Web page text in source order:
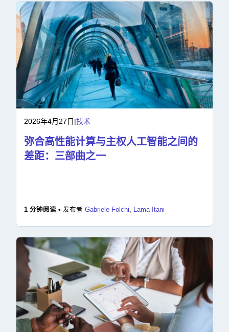
2026年4月27日 |技术
弥合高性能计算与主权人工智能之间的
差距：三部曲之一
1 分钟阅读 • 发布者 Gabriele Folchi, Lama Itani